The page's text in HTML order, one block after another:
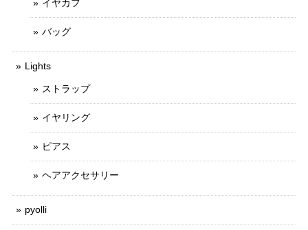
イヤカフ
バッグ
Lights
ストラップ
イヤリング
ピアス
ヘアアクセサリー
pyolli